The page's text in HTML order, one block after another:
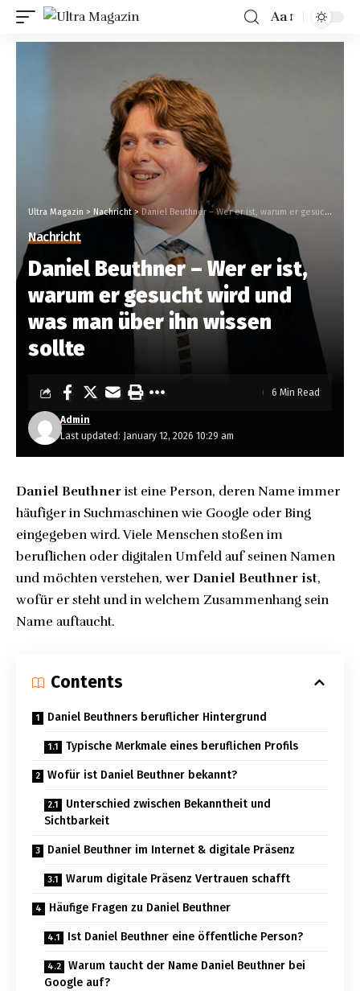
Aa
Ultra Magazin > Nachricht>Daniel Beuthner – Wer er ist, warum er gesucht wird und was man über ihn wissen sollte
Nachricht
Daniel Beuthner – Wer er ist,
warum er gesucht wird und
was man über ihn wissen
sollte
Last updated: January 12, 2026 10:29 am
Admin
6 Min Read
Daniel Beuthner ist eine Person, deren Name immer
häufiger in Suchmaschinen wie Google oder Bing
eingegeben wird. Viele Menschen stoßen im
beruflichen oder digitalen Umfeld auf seinen Namen
und möchten verstehen, wer Daniel Beuthner ist,
wofür er steht und in welchem Zusammenhang sein
Name auftaucht.
Contents
Daniel Beuthners beruflicher Hintergrund
Typische Merkmale eines beruflichen Profils
Wofür ist Daniel Beuthner bekannt?
Unterschied zwischen Bekanntheit und
Sichtbarkeit
Daniel Beuthner im Internet & digitale Präsenz
Warum digitale Präsenz Vertrauen schafft
Häufige Fragen zu Daniel Beuthner
Ist Daniel Beuthner eine öffentliche Person?
Warum taucht der Name Daniel Beuthner bei
Google auf?